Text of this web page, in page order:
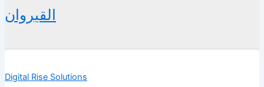
القيروان
Digital Rise Solutions